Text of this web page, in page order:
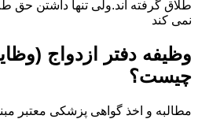
طلاق گرفته اند.ولی تنها داشتن حق
نمی کند
وظیفه دفتر ازدواج
چیست؟
مطالبه و اخذ گواهی پزشکی معتبر